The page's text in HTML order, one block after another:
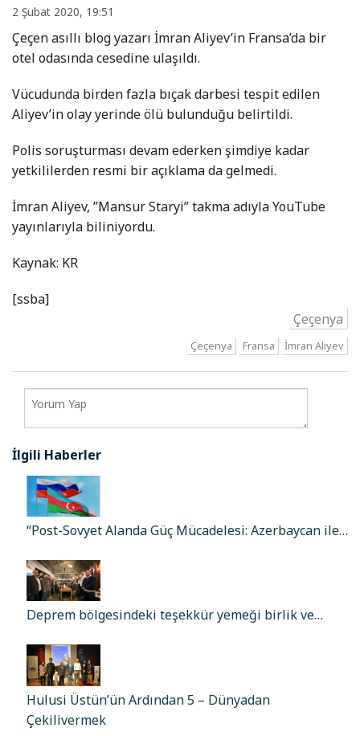
2 Şubat 2020, 19:51
Çeçen asıllı blog yazarı İmran Aliyev’in Fransa’da bir
otel odasında cesedine ulaşıldı.
Vücudunda birden fazla bıçak darbesi tespit edilen
Aliyev’in olay yerinde ölü bulunduğu belirtildi.
Polis soruşturması devam ederken şimdiye kadar
yetkililerden resmi bir açıklama da gelmedi.
İmran Aliyev, ”Mansur Staryi” takma adıyla YouTube
yayınlarıyla biliniyordu.
Kaynak: KR
[ssba]
Çeçenya
Çeçenya Fransa İmran Aliyev
İlgili Haberler
“Post-Sovyet Alanda Güç Mücadelesi: Azerbaycan ile…
Deprem bölgesindeki teşekkür yemeği birlik ve…
Hulusi Üstün’ün Ardından 5 – Dünyadan
Çekilivermek